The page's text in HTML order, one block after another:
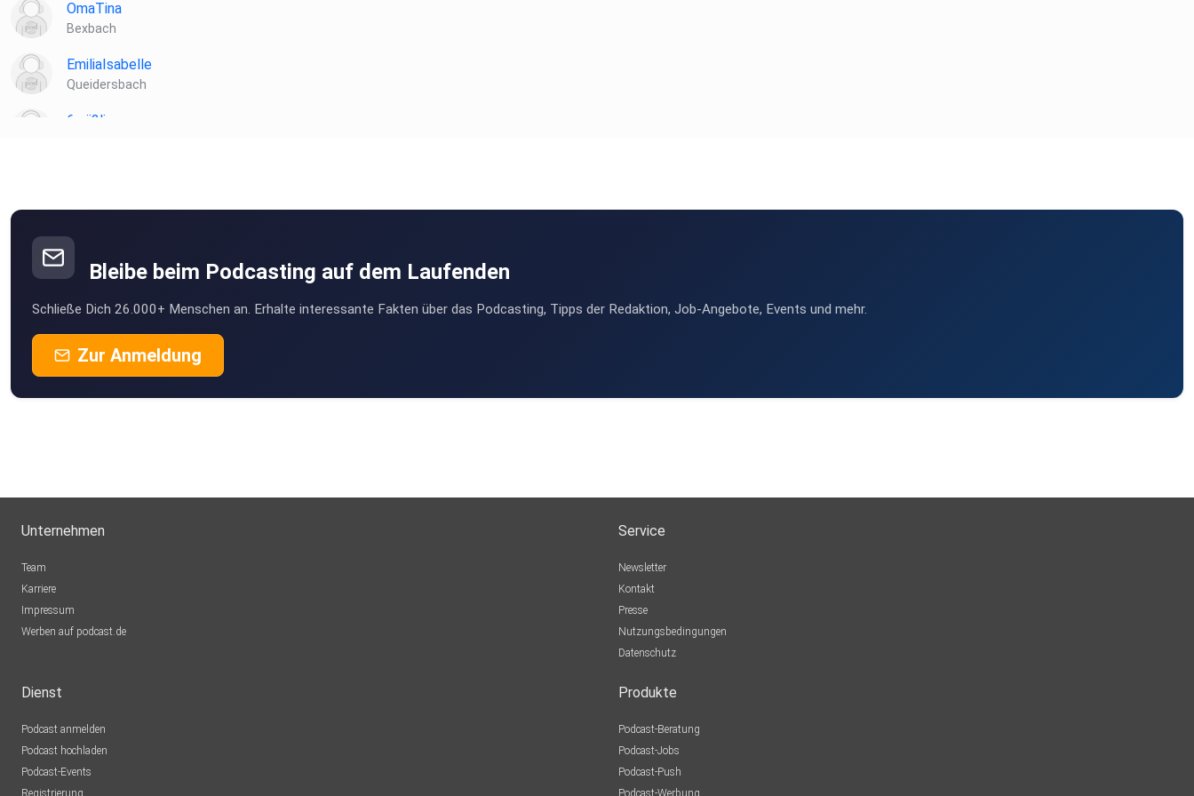
OmaTina
Bexbach
EmiliaIsabelle
Queidersbach
6zrii2li
ieyidlhu
Bleibe beim Podcasting auf dem Laufenden
Schließe Dich 26.000+ Menschen an. Erhalte interessante Fakten über das Podcasting, Tipps der Redaktion, Job-Angebote, Events und mehr.
Zur Anmeldung
Unternehmen
Team
Karriere
Impressum
Werben auf podcast.de
Service
Newsletter
Kontakt
Presse
Nutzungsbedingungen
Datenschutz
Dienst
Podcast anmelden
Podcast hochladen
Podcast-Events
Registrierung
Produkte
Podcast-Beratung
Podcast-Jobs
Podcast-Push
Podcast-Werbung